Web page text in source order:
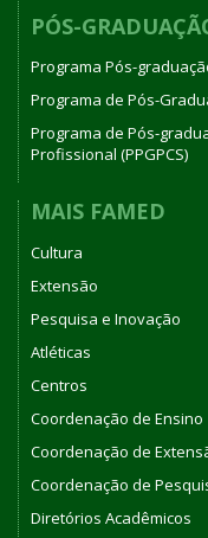
PÓS-
Programa Pós-
Programa de Pós-
Programa de Pós-
Profissional (PPGPCS)
MAIS FAMED
Cultura
Extensão
Pesquisa e Inovação
Atléticas
Centros
Coordenação de Ensino
Coordenação de
Coordenação de
Diretórios Acadêmicos